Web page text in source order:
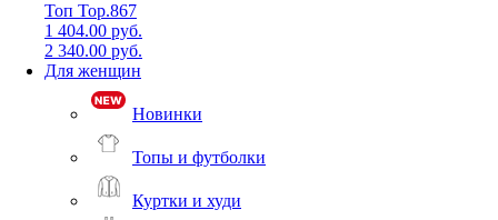
Топ Top.867
1 404.00 руб.
2 340.00 руб.
Для женщин
Новинки
Топы и футболки
Куртки и худи